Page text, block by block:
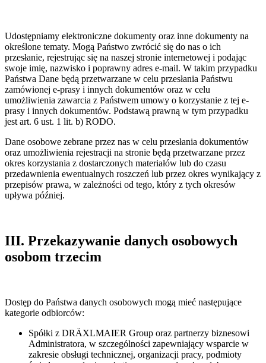
Udostępniamy elektroniczne dokumenty oraz inne dokumenty na
określone tematy. Mogą Państwo zwrócić się do nas o ich
przesłanie, rejestrując się na naszej stronie internetowej i podając
swoje imię, nazwisko i poprawny adres e-mail. W takim przypadku
Państwa Dane będą przetwarzane w celu przesłania Państwu
zamówionej e-prasy i innych dokumentów oraz w celu
umożliwienia zawarcia z Państwem umowy o korzystanie z tej e-
prasy i innych dokumentów. Podstawą prawną w tym przypadku
jest art. 6 ust. 1 lit. b) RODO.
Dane osobowe zebrane przez nas w celu przesłania dokumentów
oraz umożliwienia rejestracji na stronie będą przetwarzane przez
okres korzystania z dostarczonych materiałów lub do czasu
przedawnienia ewentualnych roszczeń lub przez okres wynikający z
przepisów prawa, w zależności od tego, który z tych okresów
upływa później.
III. Przekazywanie danych osobowych
osobom trzecim
Dostęp do Państwa danych osobowych mogą mieć następujące
kategorie odbiorców:
Spółki z DRÄXLMAIER Group oraz partnerzy biznesowi
Administratora, w szczególności zapewniający wsparcie w
zakresie obsługi technicznej, organizacji pracy, podmioty